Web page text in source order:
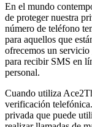
En el mundo
de proteger nuestra
número de teléfono
para aquellos que
ofrecemos un
para recibir SMS en
personal.
Cuando utiliza
verificación
privada que puede